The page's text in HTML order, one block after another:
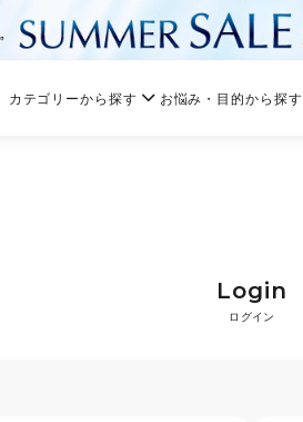
カテゴリーから探す お悩み・目的から探す
Login
ログイン